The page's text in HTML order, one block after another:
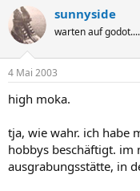
sunnyside
warten auf godot....
4 Mai 2003
high moka.
tja, wie wahr. ich habe
hobbys beschäftigt. im
ausgrabungsstätte, in